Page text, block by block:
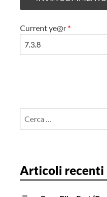
Current ye@r *
Articoli recenti